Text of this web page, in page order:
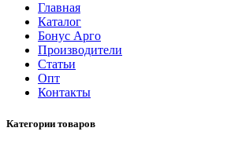
Главная
Каталог
Бонус Арго
Производители
Статьи
Опт
Контакты
Категории товаров